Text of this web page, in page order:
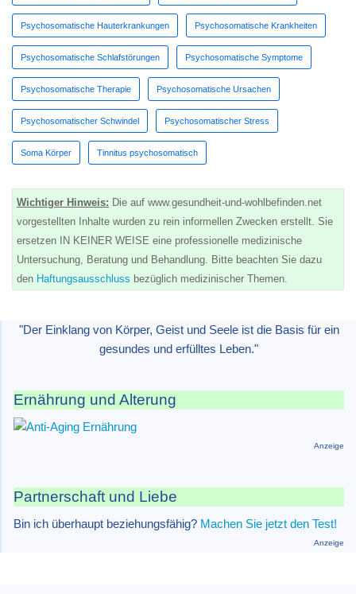
Psychosomatische Hauterkrankungen Psychosomatische Krankheiten
Psychosomatische Schlafstörungen Psychosomatische Symptome
Psychosomatische Therapie Psychosomatische Ursachen
Psychosomatischer Schwindel Psychosomatischer Stress
Soma Körper Tinnitus psychosomatisch
Wichtiger Hinweis: Die auf www.gesundheit-und-wohlbefinden.net
vorgestellten Inhalte wurden zu rein informellen Zwecken erstellt. Sie
ersetzen IN KEINER WEISE eine professionelle medizinische
Untersuchung, Beratung und Behandlung. Bitte beachten Sie dazu
den Haftungsausschluss bezüglich medizinischer Themen.
"Der Einklang von Körper, Geist und Seele ist die Basis für ein
gesundes und erfülltes Leben."
Ernährung und Alterung
Anzeige
Partnerschaft und Liebe
Bin ich überhaupt beziehungsfähig? Machen Sie jetzt den Test!
Anzeige